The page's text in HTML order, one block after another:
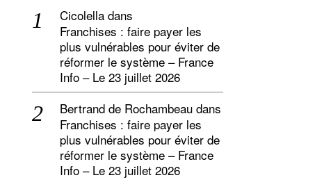
Cicolella dans
Franchises : faire payer les
plus vulnérables pour éviter de
réformer le système – France
Info – Le 23 juillet 2026
Bertrand de Rochambeau dans
Franchises : faire payer les
plus vulnérables pour éviter de
réformer le système – France
Info – Le 23 juillet 2026